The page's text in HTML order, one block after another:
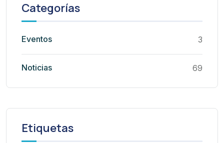
Categorías
Eventos 3
Noticias 69
Etiquetas